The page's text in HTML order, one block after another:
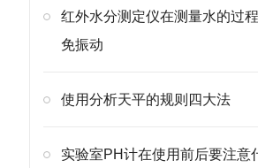
红外水分测定仪在测量水的过
免振动
使用分析天平的规则四大法
实验室PH计在使用前后要注意